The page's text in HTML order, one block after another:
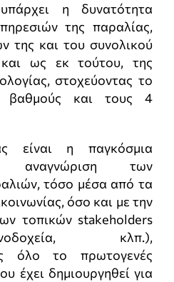
η δυνατότητα
της παραλίας,
της και του συνολικού
ως εκ τούτου, της
στοχεύοντας το
βαθμούς και τους 4
είναι η παγκόσμια
αναγνώριση των
τόσο μέσα από τα
όσο και με την
τοπικών stakeholders
κλπ.),
όλο το πρωτογενές
έχει δημιουργηθεί για